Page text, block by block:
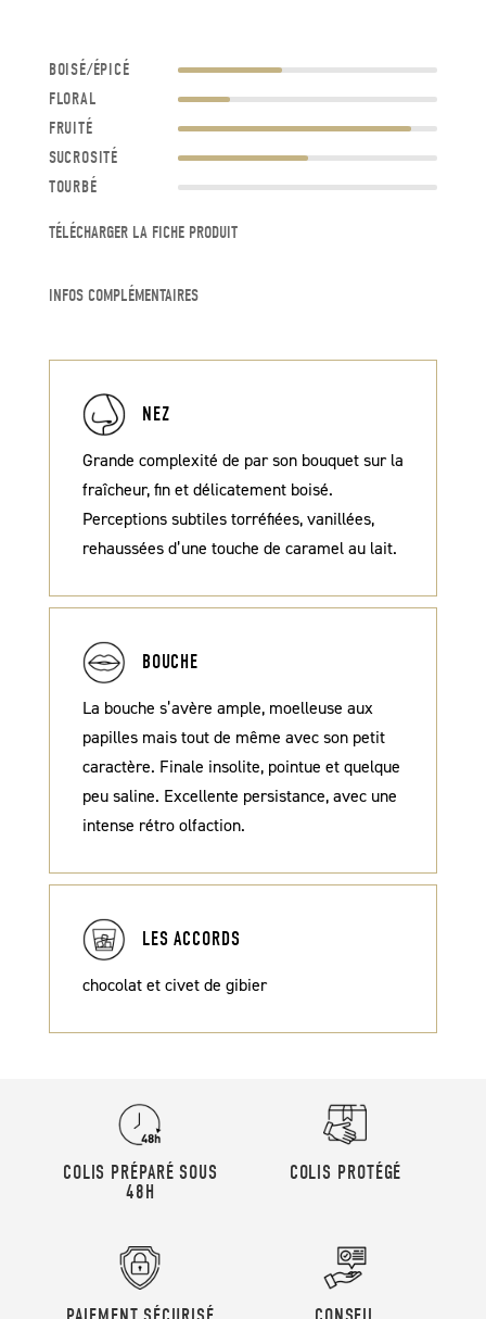
BOISÉ/ÉPICÉ
FLORAL
FRUITÉ
SUCROSITÉ
TOURBÉ
TÉLÉCHARGER LA FICHE PRODUIT
INFOS COMPLÉMENTAIRES
NEZ
Grande complexité de par son bouquet sur la
fraîcheur, fin et délicatement boisé.
Perceptions subtiles torréfiées, vanillées,
rehaussées d’une touche de caramel au lait.
BOUCHE
La bouche s’avère ample, moelleuse aux
papilles mais tout de même avec son petit
caractère. Finale insolite, pointue et quelque
peu saline. Excellente persistance, avec une
intense rétro olfaction.
LES ACCORDS
chocolat et civet de gibier
COLIS PRÉPARÉ SOUS
48H
COLIS PROTÉGÉ